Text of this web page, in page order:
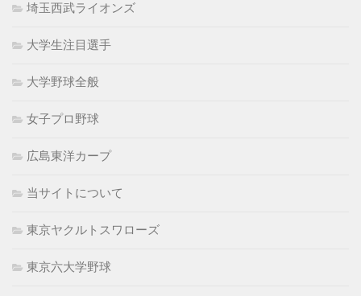
埼玉西武ライオンズ
大学生注目選手
大学野球全般
女子プロ野球
広島東洋カープ
当サイトについて
東京ヤクルトスワローズ
東京六大学野球